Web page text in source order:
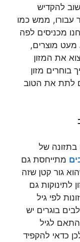
להקדיש
עבורו, ממש כמו
מכניסים לפה
מעט מוצרים,
את המזון
בוחרים מזון
לתת את הטוב
בתזונה של
מתייחסת גם
גור קטן שזה
לתינוקות גם
לפי גיל
בוגרים יש
לגיל
כדאי להקפיד